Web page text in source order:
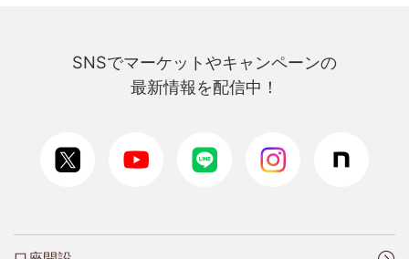
SNSでマーケットやキャンペーンの
最新情報を配信中！